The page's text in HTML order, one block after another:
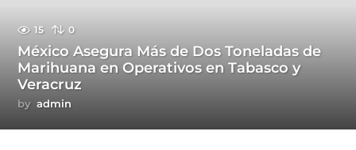
15 0
México Asegura Más de Dos Toneladas de
Marihuana en Operativos en Tabasco y
Veracruz
by admin